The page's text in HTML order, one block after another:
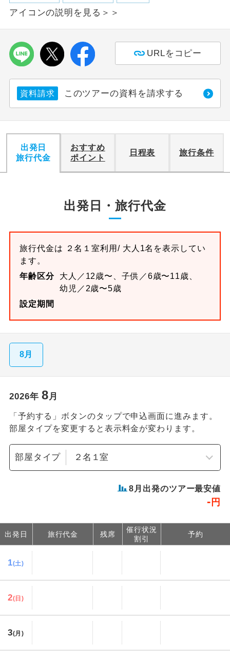
アイコンの説明を見る＞＞
URLをコピー
資料請求 このツアーの資料を請求する
出発日
旅行代金
おすすめ
ポイント
日程表 旅行条件
出発日・旅行代金
旅行代金は ２名１室利用/ 大人1名を表示してい
ます。
年齢区分
大人／12歳〜、子供／6歳〜11歳、
幼児／2歳〜5歳
設定期間
8月
2026年 8月
「予約する」ボタンのタップで申込画面に進みます。
部屋タイプを変更すると表示料金が変わります。
部屋タイプ
8 月出発のツアー最安値
- 円
出発日 旅行代金 残席
催行状況
割引
予約
1(土)
2(日)
3(月)
ホテル指定
ご紹介するホテルを指定したコースで
おひとり様バ
ス2席利用
おひとり様でバス席を2席利⽤できま
す。